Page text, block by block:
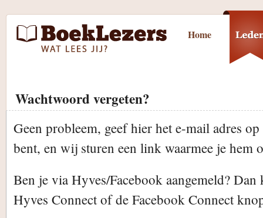
Home
Wachtwoord vergeten?
Geen probleem, geef hier het e-mail adres
bent, en wij sturen een link waarmee je hem
Ben je via Hyves/Facebook aangemeld?
Hyves Connect of de Facebook Connect